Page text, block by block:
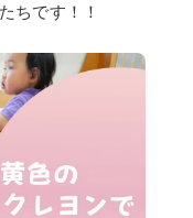
ちです！！